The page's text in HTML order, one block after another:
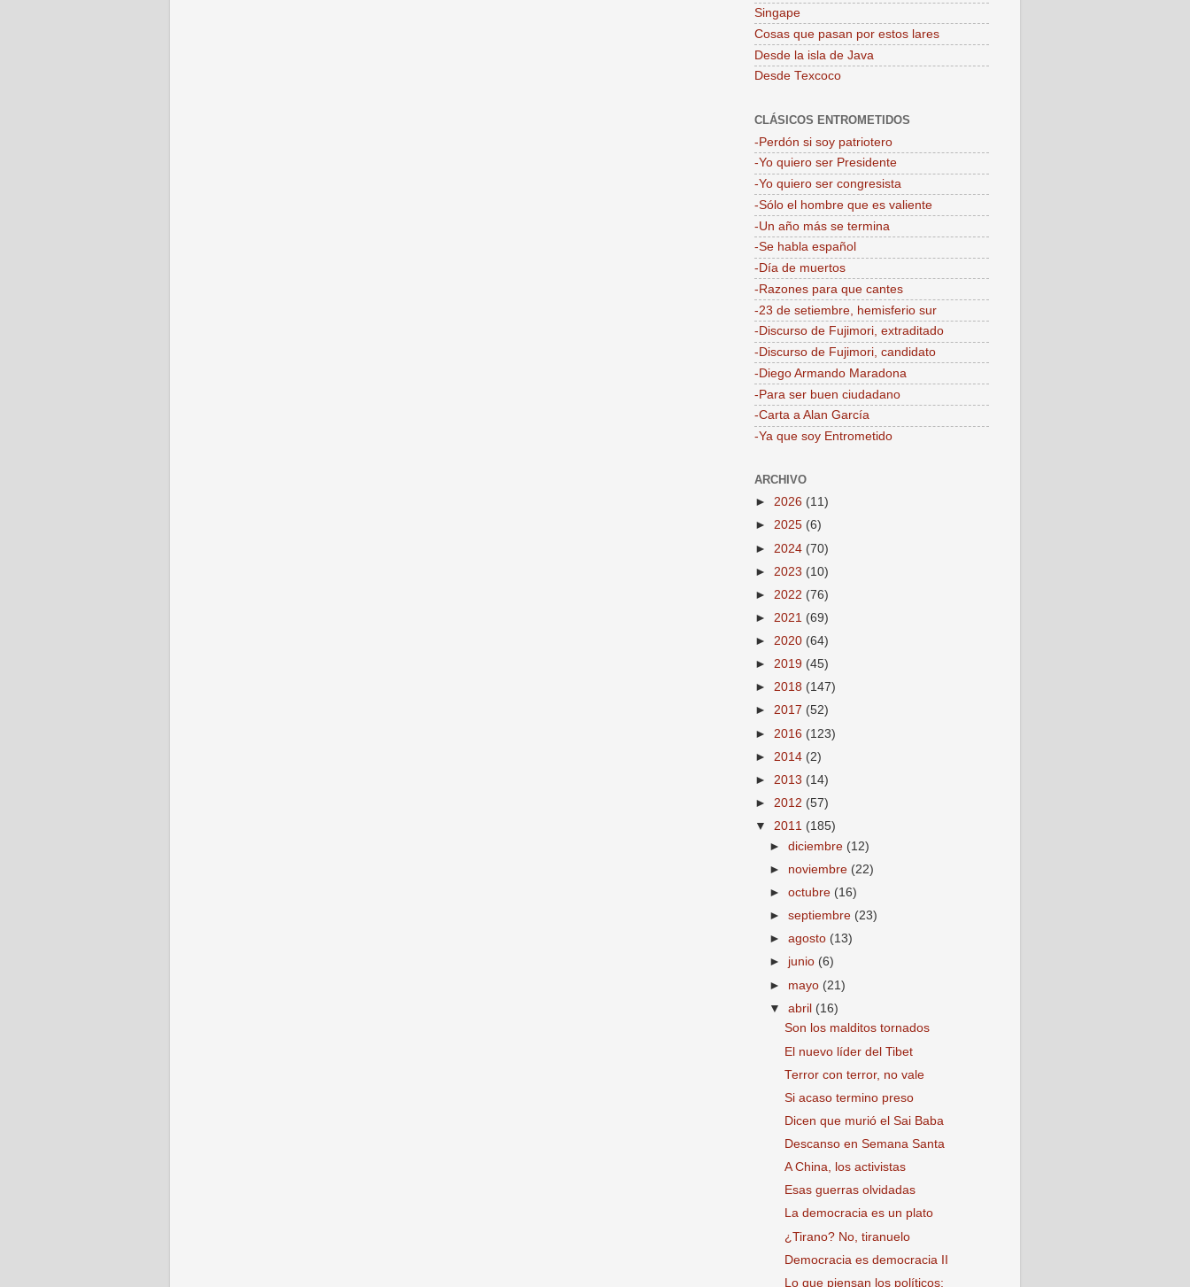
Singape
Cosas que pasan por estos lares
Desde la isla de Java
Desde Texcoco
CLÁSICOS ENTROMETIDOS
-Perdón si soy patriotero
-Yo quiero ser Presidente
-Yo quiero ser congresista
-Sólo el hombre que es valiente
-Un año más se termina
-Se habla español
-Día de muertos
-Razones para que cantes
-23 de setiembre, hemisferio sur
-Discurso de Fujimori, extraditado
-Discurso de Fujimori, candidato
-Diego Armando Maradona
-Para ser buen ciudadano
-Carta a Alan García
-Ya que soy Entrometido
ARCHIVO
► 2026 (11)
► 2025 (6)
► 2024 (70)
► 2023 (10)
► 2022 (76)
► 2021 (69)
► 2020 (64)
► 2019 (45)
► 2018 (147)
► 2017 (52)
► 2016 (123)
► 2014 (2)
► 2013 (14)
► 2012 (57)
▼ 2011 (185)
►diciembre (12)
► noviembre (22)
►octubre (16)
►septiembre (23)
►agosto (13)
► junio (6)
► mayo (21)
▼abril (16)
Son los malditos tornados
El nuevo líder del Tibet
Terror con terror, no vale
Si acaso termino preso
Dicen que murió el Sai Baba
Descanso en Semana Santa
A China, los activistas
Esas guerras olvidadas
La democracia es un plato
¿Tirano? No, tiranuelo
Democracia es democracia II
Lo que piensan los políticos: